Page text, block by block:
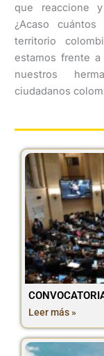
que reaccione
¿Acaso
territorio
estamos frente
nuestros
ciudadanos
Leer más »